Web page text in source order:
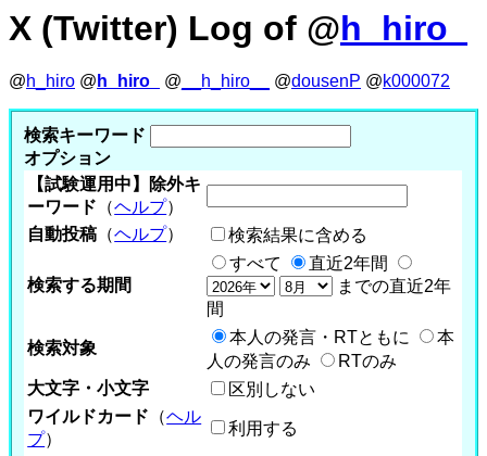
X (Twitter) Log of @h_hiro_
@h_hiro @ h_hiro_ @ __h_hiro__ @dousenP @k000072
検索キーワード
オプション
【試験運用中】除外キ
ーワード （ヘルプ）
自動投稿 （ヘルプ） 検索結果に含める
検索する期間
すべて
直近2年間
までの直近2年
間
検索対象
本人の発言・RTともに
本
人の発言のみ
RTのみ
大文字・小文字
区別しない
ワイルドカード （ヘル
プ）
利用する